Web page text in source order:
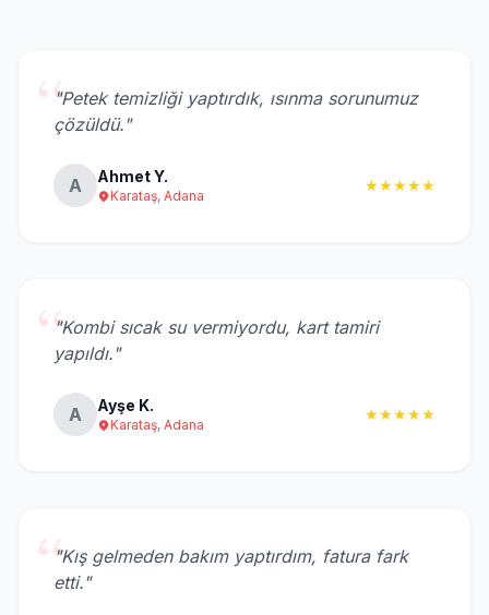
“"Petek temizliği yaptırdık, ısınma sorunumuz
çözüldü."
A Ahmet Y.
Karataş, Adana
★★★★★
“"Kombi sıcak su vermiyordu, kart tamiri
yapıldı."
A Ayşe K.
Karataş, Adana
★★★★★
“"Kış gelmeden bakım yaptırdım, fatura fark
etti."